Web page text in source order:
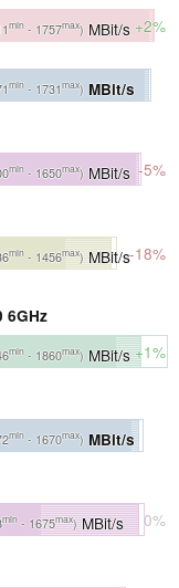
min - 1757max) MBit/s +2%
min - 1731max) MBit/s
min - 1650max) MBit/s -5%
min - 1456max)MBit/s-18%
6GHz
min - 1860max) MBit/s +1%
min - 1670max) MBit/s
min - 1675max)MBit/s 0%